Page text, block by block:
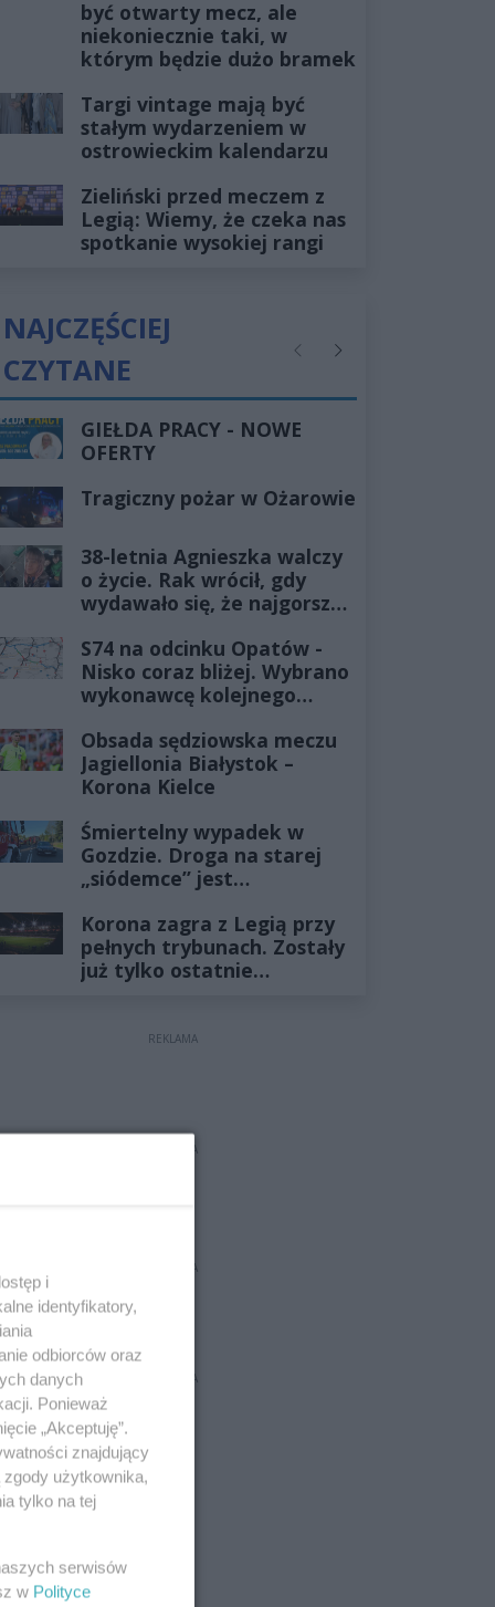
być otwarty mecz, ale
niekoniecznie taki, w
którym będzie dużo bramek
Targi vintage mają być
stałym wydarzeniem w
ostrowieckim kalendarzu
Zieliński przed meczem z
Legią: Wiemy, że czeka nas
spotkanie wysokiej rangi
NAJCZĘŚCIEJ
CZYTANE
PoprzednieNastępne
GIEŁDA PRACY - NOWE
OFERTY
Tragiczny pożar w Ożarowie
38-letnia Agnieszka walczy
o życie. Rak wrócił, gdy
wydawało się, że najgorsze
S74 na odcinku Opatów -
Nisko coraz bliżej. Wybrano
wykonawcę kolejnego
Obsada sędziowska meczu
Jagiellonia Białystok –
Korona Kielce
Śmiertelny wypadek w
Gozdzie. Droga na starej
„siódemce” jest
Korona zagra z Legią przy
pełnych trybunach. Zostały
już tylko ostatnie
REKLAMA
REKLAMA
REKLAMA
REKLAMA
i
identyfikatory,
odbiorców oraz
danych
Ponieważ
„Akceptuję”.
znajdujący
użytkownika,
tylko na tej
serwisów
w Polityce